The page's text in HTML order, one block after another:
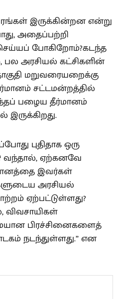
இருக்கின்றன என்று
அதைப்பற்றி
போகிறோம்?கடந்த
பல அரசியல் கட்சிகளின்
மறுவரையறைக்கு
சட்டமன்றத்தில்
பழைய தீர்மானம்
புதிதாக ஒரு
ஏற்கனவே
இவர்கள்
அரசியல்
ஏற்பட்டுள்ளது?
விவசாயிகள்
பிரச்சினைகளைத்
நடந்துள்ளது.” என